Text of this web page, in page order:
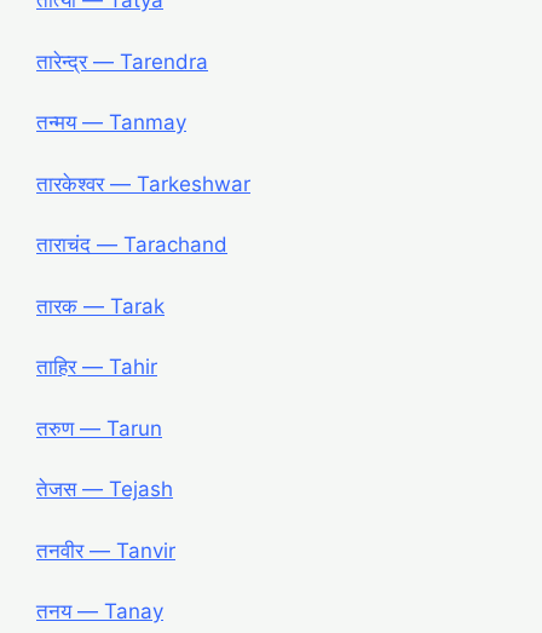
तारेन्द्र ― Tarendra
तन्मय ― Tanmay
तारकेश्वर ― Tarkeshwar
ताराचंद ― Tarachand
तारक ― Tarak
ताहिर ― Tahir
तरुण ― Tarun
तेजस ― Tejash
तनवीर ― Tanvir
तनय ― Tanay